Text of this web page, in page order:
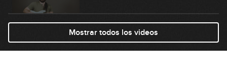
09:48
#7 Groove Neo Soul en Em
Mostrar todos los videos